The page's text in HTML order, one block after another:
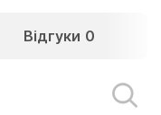
Відгуки 0